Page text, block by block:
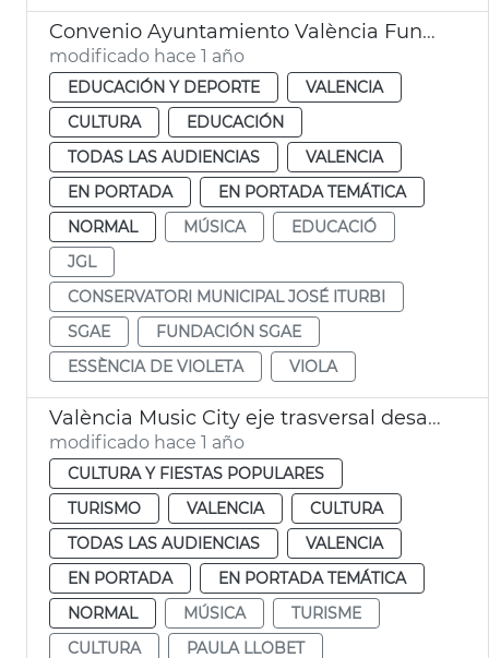
Convenio Ayuntamiento València Fundación SGAE
modificado hace 1 año
EDUCACIÓN Y DEPORTE
VALENCIA
CULTURA
EDUCACIÓN
TODAS LAS AUDIENCIAS
VALENCIA
EN PORTADA
EN PORTADA TEMÁTICA
NORMAL
MÚSICA
EDUCACIÓ
JGL
CONSERVATORI MUNICIPAL JOSÉ ITURBI
SGAE
FUNDACIÓN SGAE
ESSÈNCIA DE VIOLETA
VIOLA
València Music City eje trasversal desarrollo ciudad
modificado hace 1 año
CULTURA Y FIESTAS POPULARES
TURISMO
VALENCIA
CULTURA
TODAS LAS AUDIENCIAS
VALENCIA
EN PORTADA
EN PORTADA TEMÁTICA
NORMAL
MÚSICA
TURISME
CULTURA
PAULA LLOBET